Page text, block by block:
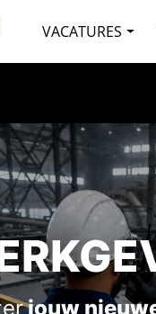
VACATURES
jouw